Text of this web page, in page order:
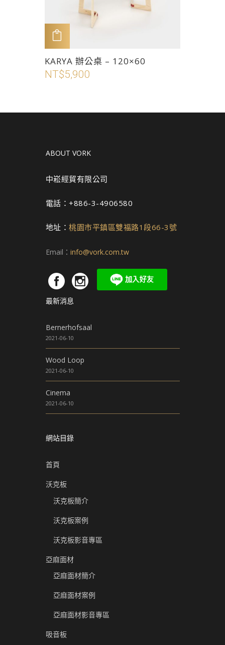
產
頁
面
選
項
產
品
可
產
品
面
擇
項
KARYA 辦公桌 – 120×60
NT$5,900
ABOUT VORK
中崧經貿有限公司
電話：+886-3-4906580
地址： 桃園市平鎮區雙福路1段66-3號
Email： info@vork.com.tw
最新消息
Bernerhofsaal
2021-06-10
Wood Loop
2021-06-10
Cinema
2021-06-10
網站目錄
首頁
沃克板
沃克板簡介
沃克板案例
沃克板影音專區
亞麻面材
亞麻面材簡介
亞麻面材案例
亞麻面材影音專區
吸音板